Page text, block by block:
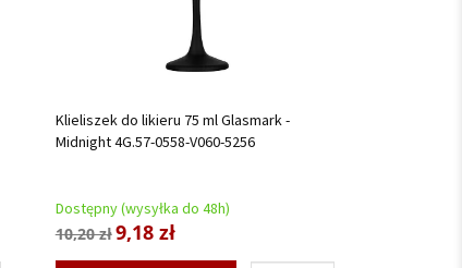
Klieliszek do likieru 75 ml Glasmark -
Midnight 4G.57-0558-V060-5256
Dostępny (wysyłka do 48h)
10,20 zł9,18 zł